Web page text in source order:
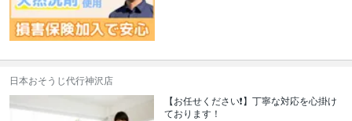
日本おそうじ代行神沢店
【お任せください❗️】丁寧な対応を心掛け
ております！